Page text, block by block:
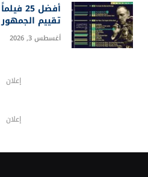
تقييم الجمهور 2026
أغسطس 3, 2026
إعلان
إعلان